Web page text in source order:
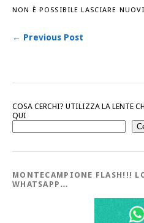
NON È POSSIBILE LASCIARE
← Previous Post
COSA CERCHI? UTILIZZA LA LENTE
QUI
MONTECAMPIONE FLASH!!!
WHATSAPP…